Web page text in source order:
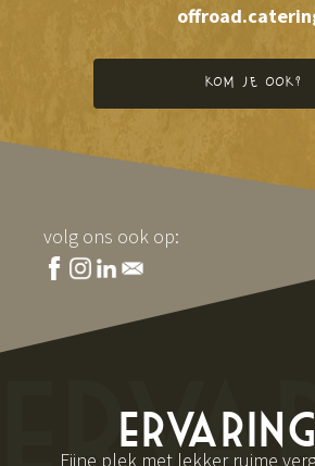
kom je ook?
volg ons ook op:
Fijne plek met lekker ruime